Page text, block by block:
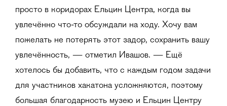
просто в коридорах Ельцин Центра, когда вы
увлечённо что-то обсуждали на ходу. Хочу вам
пожелать не потерять этот задор, сохранить вашу
увлечённость, — отметил Ивашов. — Ещё
хотелось бы добавить, что с каждым годом задачи
для участников хакатона усложняются, поэтому
большая благодарность музею и Ельцин Центру